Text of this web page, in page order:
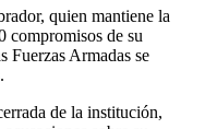
quien mantiene la
compromisos de su
Fuerzas Armadas se
de la institución,